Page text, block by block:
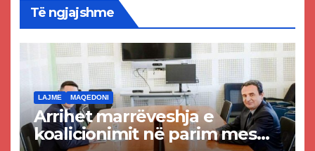
Të ngjajshme
LAJME MAQEDONI
Arrihet marrëveshja e
koalicionimit në parim mes